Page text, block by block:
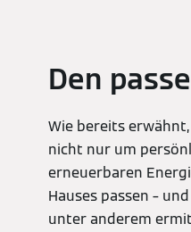
Den
Wie bereits
nicht nur um
erneuerbaren
Hauses passen –
unter anderem